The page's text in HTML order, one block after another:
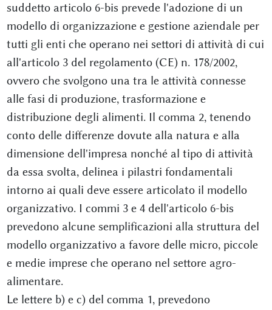
suddetto articolo 6-bis prevede l'adozione di un
modello di organizzazione e gestione aziendale per
tutti gli enti che operano nei settori di attività di cui
all'articolo 3 del regolamento (CE) n. 178/2002,
ovvero che svolgono una tra le attività connesse
alle fasi di produzione, trasformazione e
distribuzione degli alimenti. Il comma 2, tenendo
conto delle differenze dovute alla natura e alla
dimensione dell'impresa nonché al tipo di attività
da essa svolta, delinea i pilastri fondamentali
intorno ai quali deve essere articolato il modello
organizzativo. I commi 3 e 4 dell'articolo 6-bis
prevedono alcune semplificazioni alla struttura del
modello organizzativo a favore delle micro, piccole
e medie imprese che operano nel settore agro-
alimentare.
Le lettere b) e c) del comma 1, prevedono